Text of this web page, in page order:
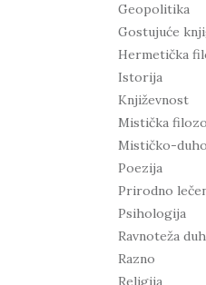
Geopolitika
Gostujuće
Hermetička
Istorija
Književnost
Mistička
Mističko-
Poezija
Prirodno
Psihologija
Ravnoteža
Razno
Religija